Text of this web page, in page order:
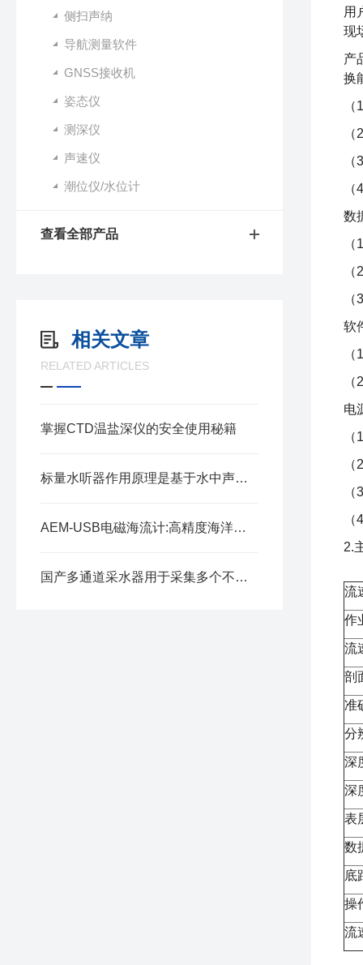
侧扫声纳
导航测量软件
GNSS接收机
姿态仪
测深仪
声速仪
潮位仪/水位计
查看全部产品
相关文章
RELATED ARTICLES
掌握CTD温盐深仪的安全使用秘籍
标量水听器作用原理是基于水中声波的传播特性
AEM-USB电磁海流计:高精度海洋监测的可靠之选
国产多通道采水器用于采集多个不同深度或位置的水样
用
现
产
换
数
软
电
2.
流
作
流
剖
准
分
深
深
表
数
底
操
流